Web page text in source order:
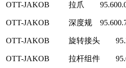
OTT-JAKOB 拉爪
OTT-JAKOB 深度规
OTT-JAKOB 旋转接头
OTT-JAKOB 拉杆组件